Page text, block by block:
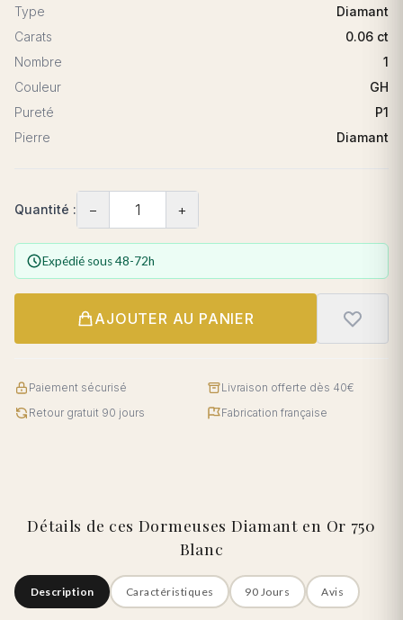
Type
Diamant
Carats
0.06 ct
Nombre
1
Couleur
GH
Pureté
P1
Pierre
Diamant
Quantité : − +
Expédié sous 48-72h
AJOUTER AU PANIER
Paiement sécurisé
Livraison offerte dès 40€
Retour gratuit 90 jours
Fabrication française
Détails de ces Dormeuses Diamant en Or 750
Blanc
Description Caractéristiques 90 Jours Avis